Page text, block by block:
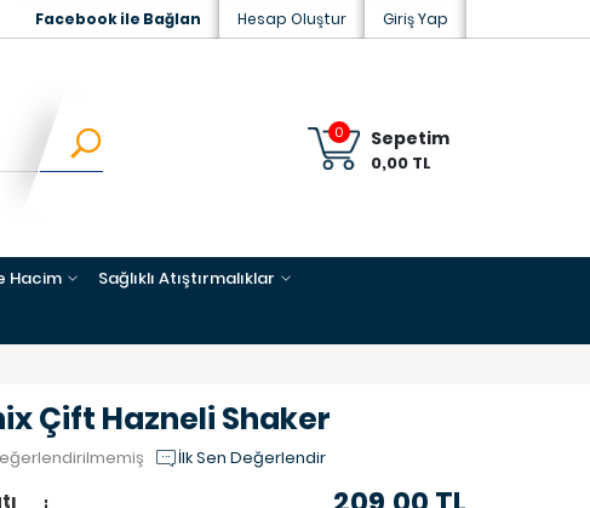
Giriş Yap
Hesap Oluştur
Facebook ile Bağlan
0 Sepetim
0,00 TL
Hacim
Sağlıklı Atıştırmalıklar
Çift Hazneli Shaker
İlk Sen Değerlendir